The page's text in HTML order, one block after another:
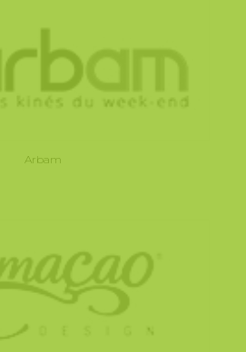
Arbam